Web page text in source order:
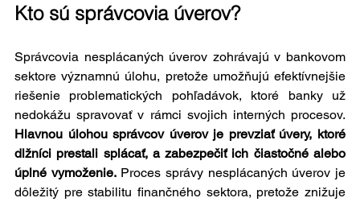
Kto sú správcovia úverov?
Správcovia nesplácaných úverov zohrávajú v bankovom
sektore významnú úlohu, pretože umožňujú efektívnejšie
riešenie problematických pohľadávok, ktoré banky už
Hlavnou úlohou správcov úverov je prevziať úvery, ktoré
dlžníci prestali splácať, a zabezpečiť ich čiastočné alebo
úplné vymoženie. Proces správy nesplácaných úverov je
dôležitý pre stabilitu finančného sektora, pretože znižuje